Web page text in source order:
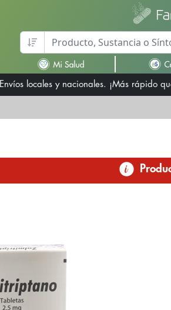
Envíos locales y nacionales. ¡Más rápido